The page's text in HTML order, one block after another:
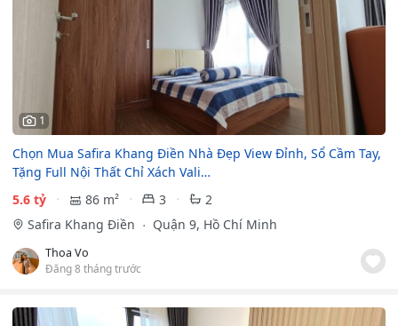
1
Chọn Mua Safira Khang Điền Nhà Đẹp View Đỉnh, Sổ Cầm Tay,
Tặng Full Nội Thất Chỉ Xách Vali…
5.6 tỷ
86 m² 3
2
Safira Khang Điền
Quận 9, Hồ Chí Minh
Thoa Vo
Đăng 8 tháng trước